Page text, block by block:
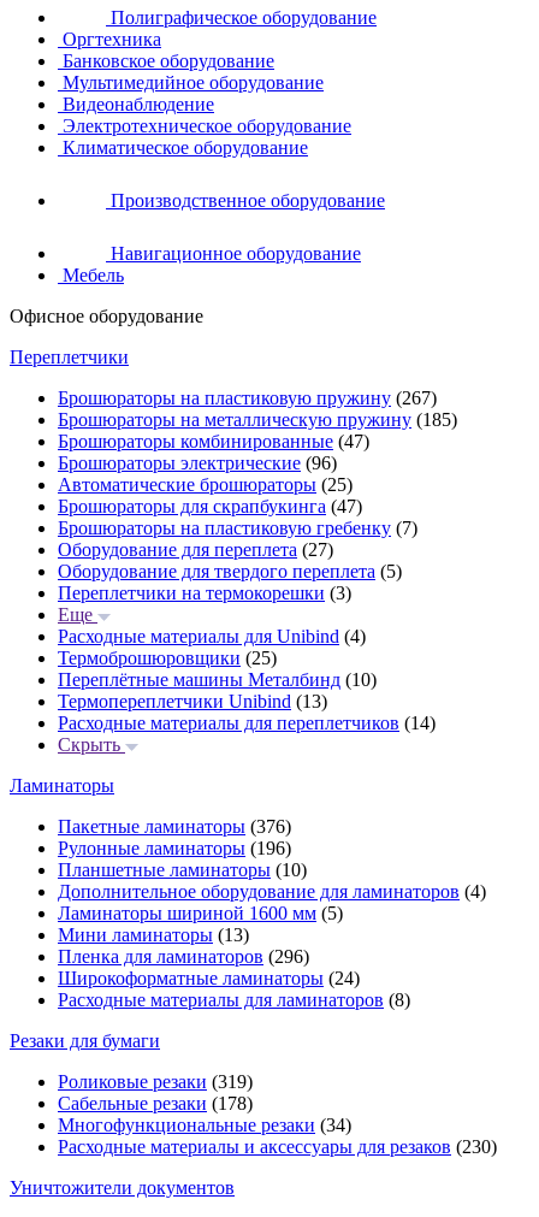
Полиграфическое оборудование
Оргтехника
Банковское оборудование
Мультимедийное оборудование
Видеонаблюдение
Электротехническое оборудование
Климатическое оборудование
Производственное оборудование
Навигационное оборудование
Мебель
Офисное оборудование
Переплетчики
Брошюраторы на пластиковую пружину (267)
Брошюраторы на металлическую пружину (185)
Брошюраторы комбинированные (47)
Брошюраторы электрические (96)
Автоматические брошюраторы (25)
Брошюраторы для скрапбукинга (47)
Брошюраторы на пластиковую гребенку (7)
Оборудование для переплета (27)
Оборудование для твердого переплета (5)
Переплетчики на термокорешки (3)
Еще
Расходные материалы для Unibind (4)
Термоброшюровщики (25)
Переплётные машины Металбинд (10)
Термопереплетчики Unibind (13)
Расходные материалы для переплетчиков (14)
Скрыть
Ламинаторы
Пакетные ламинаторы (376)
Рулонные ламинаторы (196)
Планшетные ламинаторы (10)
Дополнительное оборудование для ламинаторов (4)
Ламинаторы шириной 1600 мм (5)
Мини ламинаторы (13)
Пленка для ламинаторов (296)
Широкоформатные ламинаторы (24)
Расходные материалы для ламинаторов (8)
Резаки для бумаги
Роликовые резаки (319)
Сабельные резаки (178)
Многофункциональные резаки (34)
Расходные материалы и аксессуары для резаков (230)
Уничтожители документов